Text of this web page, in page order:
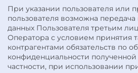
При указании пользователя или
пользователя возможна
данных Пользователя третьим
Оператора с условием принятия
контрагентами обязательств по
конфиденциальности
частности, при использовании